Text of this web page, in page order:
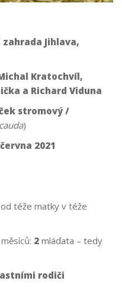
Jihlava,
Kratochvíl,
a Richard Viduna
stromový /
)
2021
téže matky v téže
2 mláďata – tedy
rodiči